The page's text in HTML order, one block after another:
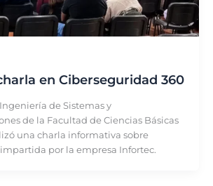
en Ciberseguridad 360
de Sistemas y
de la Facultad de Ciencias Básicas
una charla informativa sobre
por la empresa Infortec.